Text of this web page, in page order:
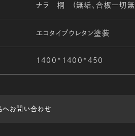
ナラ 桐 (無垢、合板一切
エコタイプウレタン塗装
1400*1400*450
へお問い合わせ